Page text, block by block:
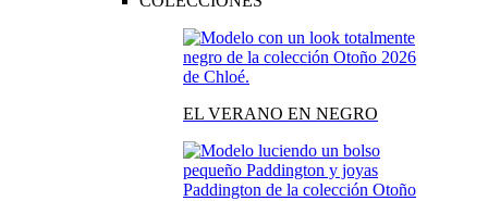
EL VERANO EN NEGRO